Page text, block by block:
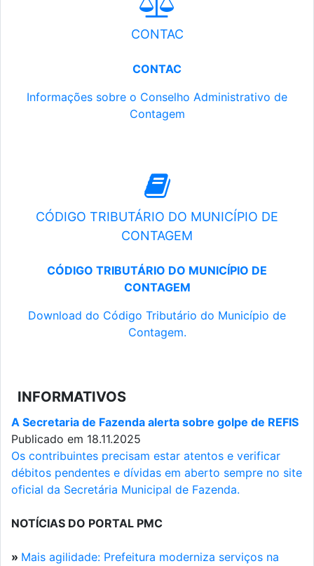
CONTAC
CONTAC
Informações sobre o Conselho Administrativo de
Contagem
CÓDIGO TRIBUTÁRIO DO MUNICÍPIO DE
CONTAGEM
CÓDIGO TRIBUTÁRIO DO MUNICÍPIO DE
CONTAGEM
Download do Código Tributário do Município de
Contagem.
INFORMATIVOS
A Secretaria de Fazenda alerta sobre golpe de REFIS
Publicado em 18.11.2025
Os contribuintes precisam estar atentos e verificar
débitos pendentes e dívidas em aberto sempre no site
oficial da Secretária Municipal de Fazenda.
NOTÍCIAS DO PORTAL PMC
» Mais agilidade: Prefeitura moderniza serviços na